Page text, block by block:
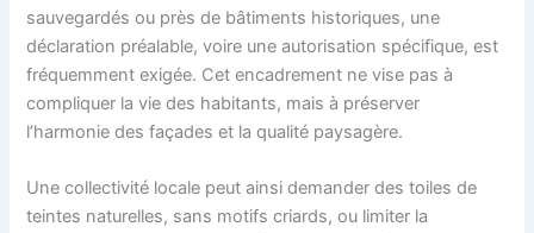
sauvegardés ou près de bâtiments historiques, une
déclaration préalable, voire une autorisation spécifique, est
fréquemment exigée. Cet encadrement ne vise pas à
compliquer la vie des habitants, mais à préserver
l’harmonie des façades et la qualité paysagère.
Une collectivité locale peut ainsi demander des toiles de
teintes naturelles, sans motifs criards, ou limiter la